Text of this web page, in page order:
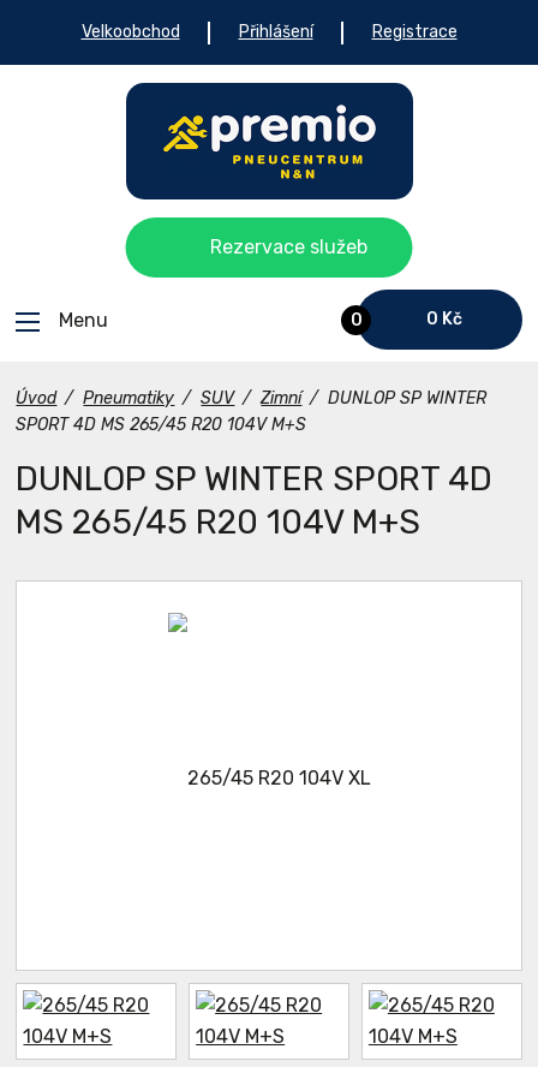
Velkoobchod Přihlášení Registrace
0 0 Kč
Menu
Rezervace služeb
Úvod / Pneumatiky / SUV / Zimní / DUNLOP SP WINTER
SPORT 4D MS 265/45 R20 104V M+S
DUNLOP SP WINTER SPORT 4D
MS 265/45 R20 104V M+S